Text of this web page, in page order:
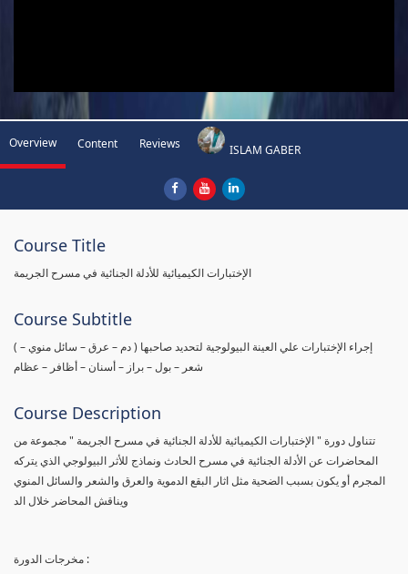
Overview Content Reviews ISLAM GABER
Course Title
الإختبارات الكيميائية للأدلة الجنائية في مسرح الجريمة
Course Subtitle
( إجراء الإختبارات علي العينة البيولوجية لتحديد صاحبها ( دم – عرق – سائل منوي –
شعر – بول – براز – أسنان – أظافر – عظام
Course Description
تتناول دورة " الإختبارات الكيميائية للأدلة الجنائية في مسرح الجريمة " مجموعة من
المحاضرات عن الأدلة الجنائية في مسرح الحادث ونماذج للأثر البيولوجي الذي يتركه
المجرم أو يكون بسبب الضحية مثل اثار البقع الدموية والعرق والشعر والسائل المنوي
ويناقش المحاضر خلال الد
مخرجات الدورة :